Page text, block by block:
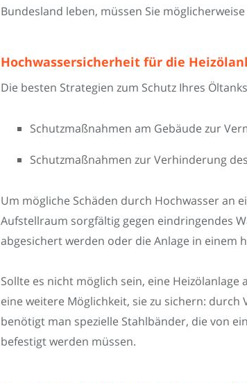
Bundesland leben, müssen Sie
Hochwassersicherheit für die
Die besten Strategien zum Schutz Ihres
Schutzmaßnahmen am Gebäude zur
Schutzmaßnahmen zur Verhinderung
Um mögliche Schäden durch Hochwasser an
Aufstellraum sorgfältig gegen eindringendes
abgesichert werden oder die Anlage in einem
Sollte es nicht möglich sein, eine
eine weitere Möglichkeit, sie zu sichern:
benötigt man spezielle Stahlbänder, die von
befestigt werden müssen.